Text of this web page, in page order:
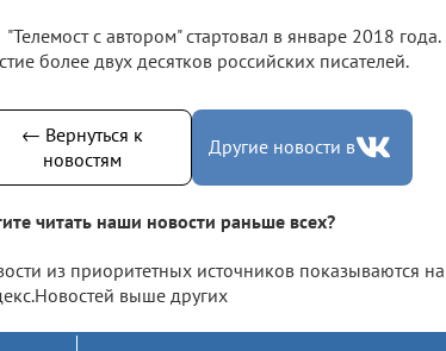
"Телемост с автором" стартовал в январе 2018
более двух десятков российских писателей.
← Вернуться к
новостям
Другие новости в
читать наши новости раньше всех?
из приоритетных источников показываются на
выше других